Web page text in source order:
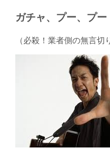
ガチャ、プー、プー
（必殺！業者側の無言切